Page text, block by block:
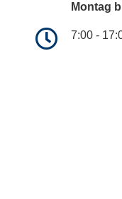
Montag
7:00 -